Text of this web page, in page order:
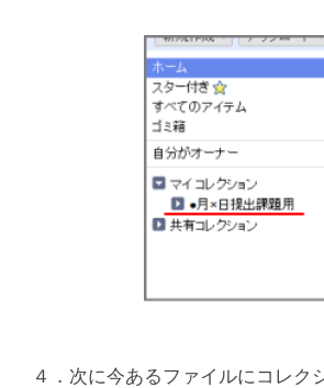
４．次に今あるファイルにコレク